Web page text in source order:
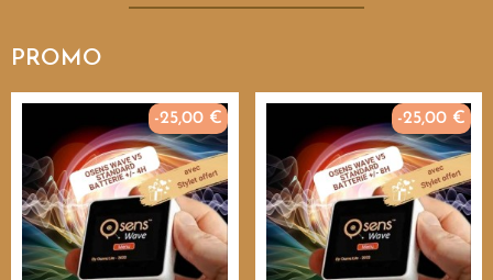
PROMO
-25,00 € -25,00 €